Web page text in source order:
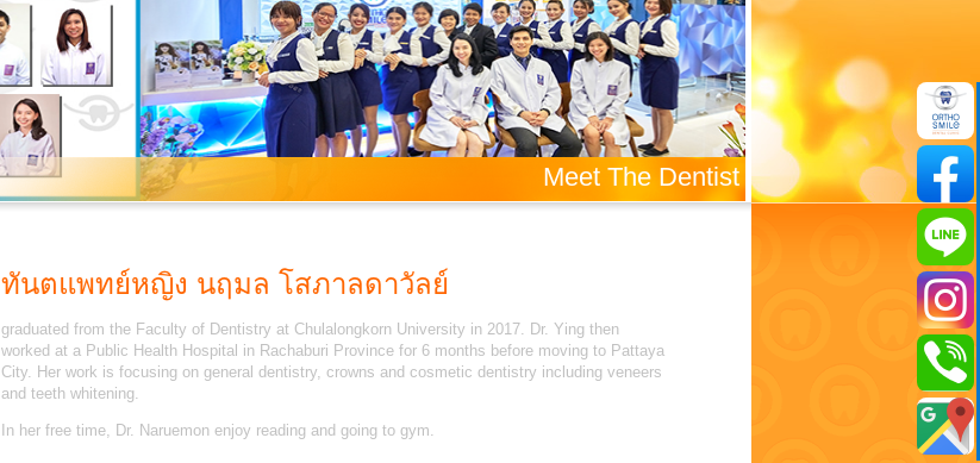
Meet The Dentist
ทันตแพทย์หญิง นฤมล โสภาลดาวัลย์
graduated from the Faculty of Dentistry at Chulalongkorn University in 2017. Dr. Ying then
worked at a Public Health Hospital in Rachaburi Province for 6 months before moving to Pattaya
City. Her work is focusing on general dentistry, crowns and cosmetic dentistry including veneers
and teeth whitening.
In her free time, Dr. Naruemon enjoy reading and going to gym.